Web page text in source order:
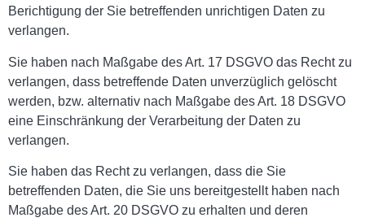
Berichtigung der Sie betreffenden unrichtigen Daten zu
verlangen.
Sie haben nach Maßgabe des Art. 17 DSGVO das Recht zu
verlangen, dass betreffende Daten unverzüglich gelöscht
werden, bzw. alternativ nach Maßgabe des Art. 18 DSGVO
eine Einschränkung der Verarbeitung der Daten zu
verlangen.
Sie haben das Recht zu verlangen, dass die Sie
betreffenden Daten, die Sie uns bereitgestellt haben nach
Maßgabe des Art. 20 DSGVO zu erhalten und deren